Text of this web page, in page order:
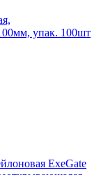
упак. 100шт
ExeGate